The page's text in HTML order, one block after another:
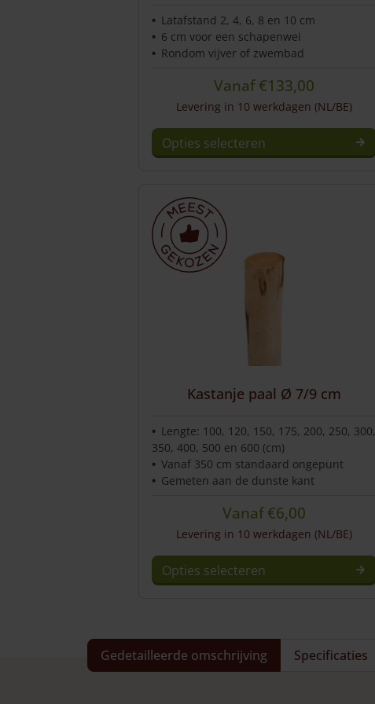
Latafstand 2, 4, 6, 8 en 10 cm
6 cm voor een schapenwei
Rondom vijver of zwembad
Vanaf€133,00
Levering in 10 werkdagen (NL/BE)
Opties selecteren
heeft
meerdere
variaties.
Deze
productpagina
Kastanje paal Ø 7/9 cm
Lengte: 100, 120, 150, 175, 200, 250, 300,
350, 400, 500 en 600 (cm)
Vanaf 350 cm standaard ongepunt
Gemeten aan de dunste kant
Vanaf€6,00
Levering in 10 werkdagen (NL/BE)
Opties selecteren
meerdere
variaties.
Gedetailleerde omschrijving Specificaties